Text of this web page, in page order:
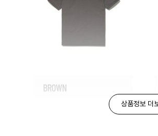
상품정보 더